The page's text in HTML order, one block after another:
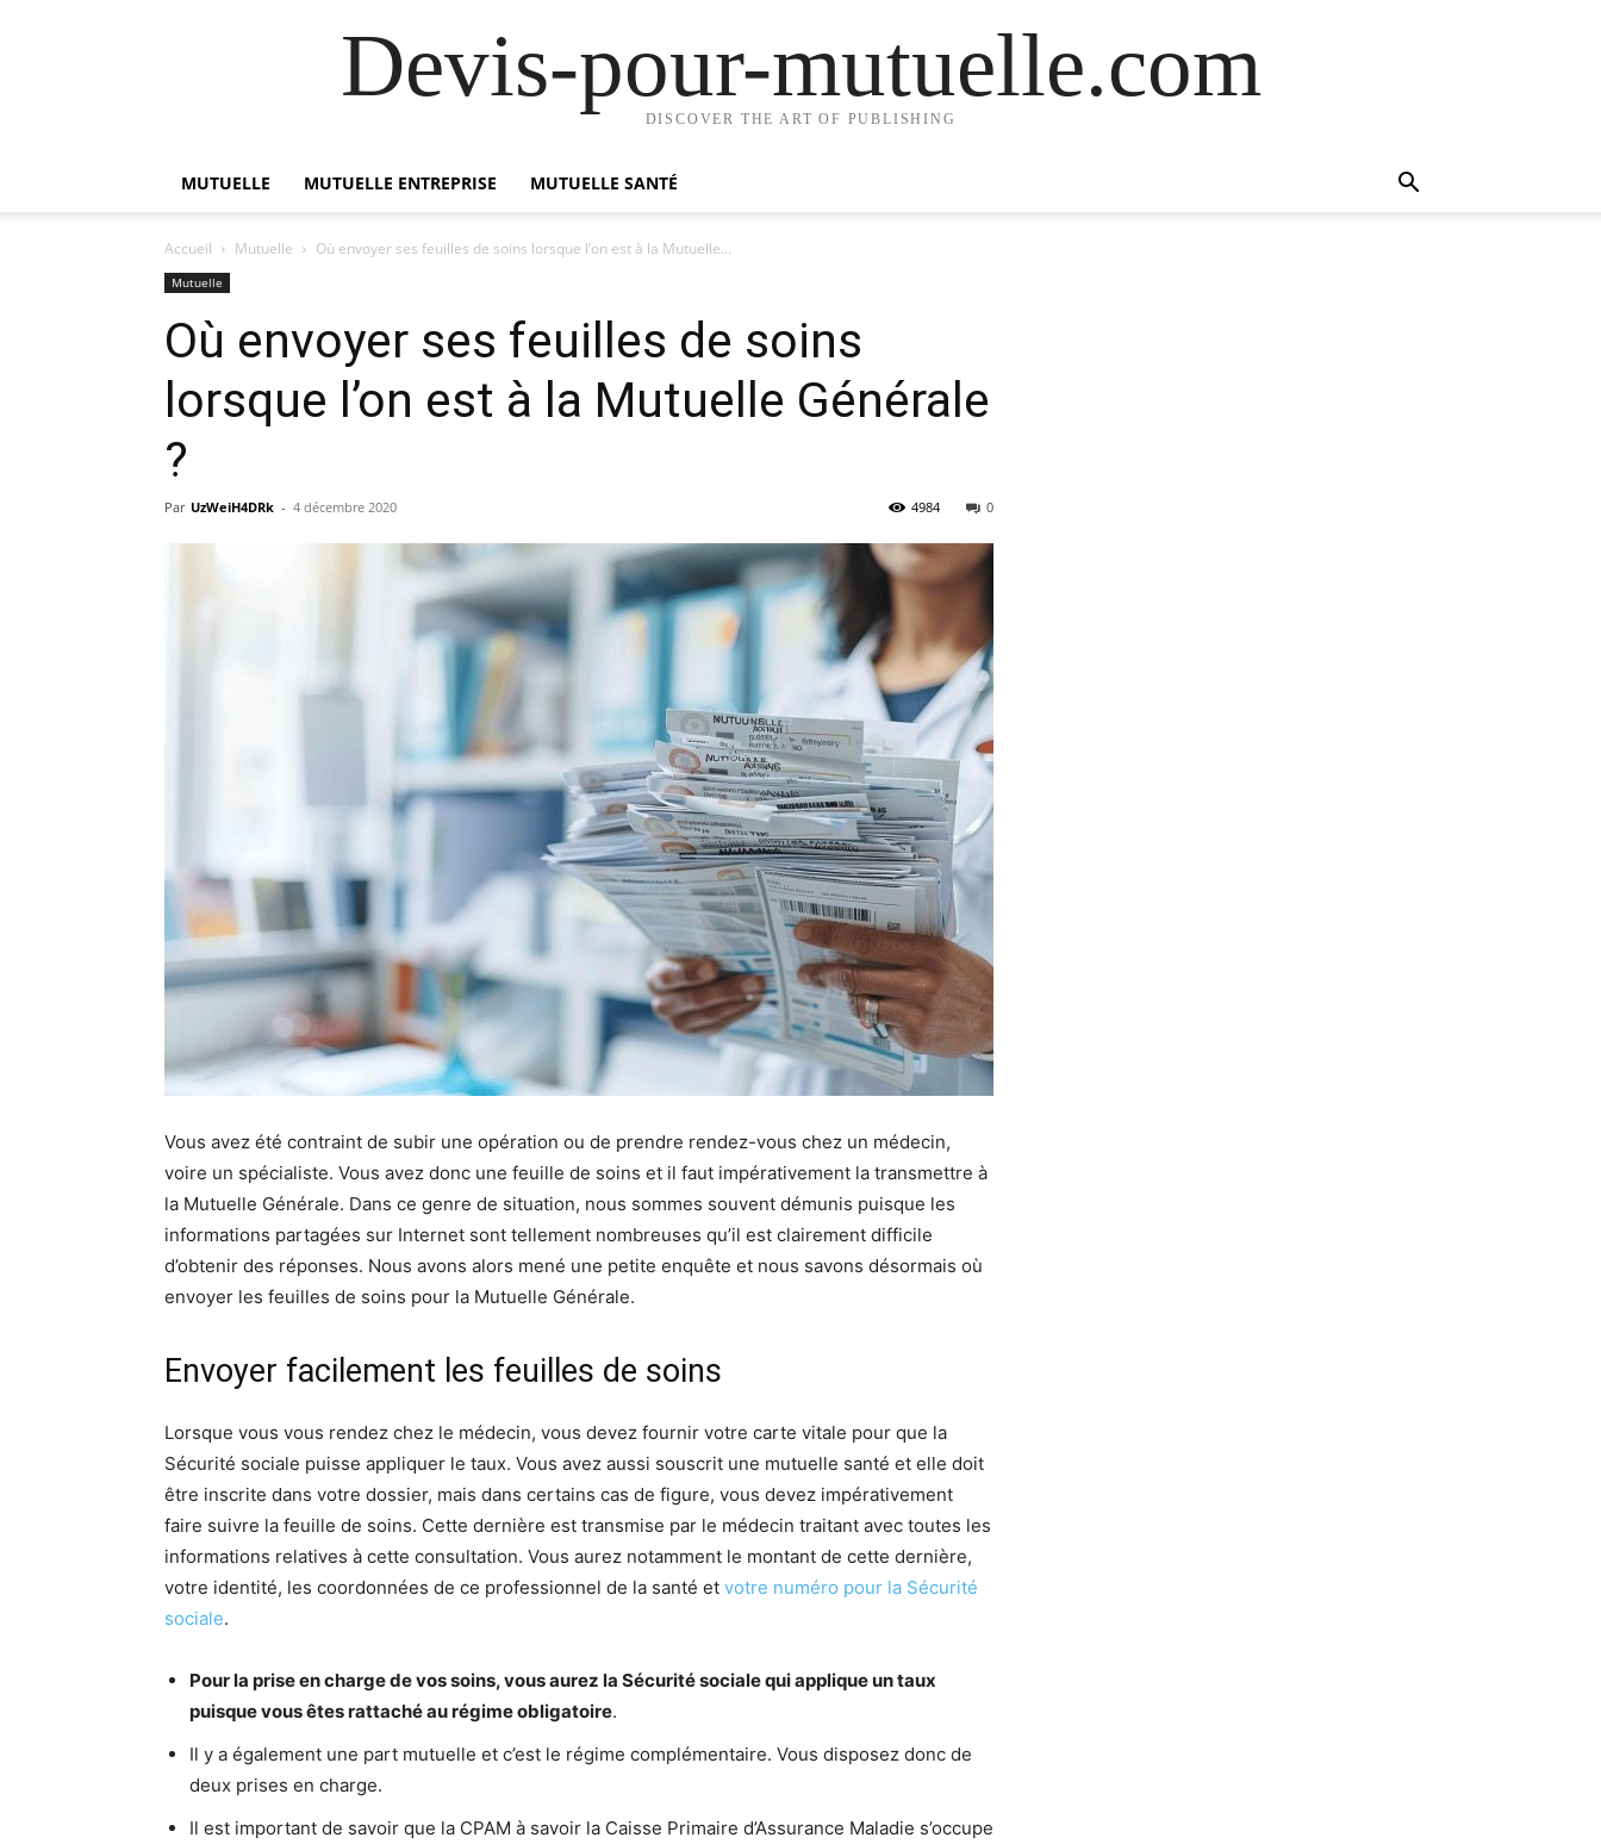
Devis-pour-mutuelle.com
DISCOVER THE ART OF PUBLISHING
MUTUELLE MUTUELLE ENTREPRISE MUTUELLE SANTÉ
Accueil Mutuelle Où envoyer ses feuilles de soins lorsque l’on est à la Mutuelle...
Mutuelle
Où envoyer ses feuilles de soins
lorsque l’on est à la Mutuelle Générale
?
Par UzWeiH4DRk - 4 décembre 2020 0
4984
Vous avez été contraint de subir une opération ou de prendre rendez-vous chez un médecin,
voire un spécialiste. Vous avez donc une feuille de soins et il faut impérativement la transmettre à
la Mutuelle Générale. Dans ce genre de situation, nous sommes souvent démunis puisque les
informations partagées sur Internet sont tellement nombreuses qu’il est clairement difficile
d’obtenir des réponses. Nous avons alors mené une petite enquête et nous savons désormais où
envoyer les feuilles de soins pour la Mutuelle Générale.
Envoyer facilement les feuilles de soins
Lorsque vous vous rendez chez le médecin, vous devez fournir votre carte vitale pour que la
Sécurité sociale puisse appliquer le taux. Vous avez aussi souscrit une mutuelle santé et elle doit
être inscrite dans votre dossier, mais dans certains cas de figure, vous devez impérativement
faire suivre la feuille de soins. Cette dernière est transmise par le médecin traitant avec toutes les
informations relatives à cette consultation. Vous aurez notamment le montant de cette dernière,
votre identité, les coordonnées de ce professionnel de la santé et votre numéro pour la Sécurité
sociale.
Pour la prise en charge de vos soins, vous aurez la Sécurité sociale qui applique un taux
puisque vous êtes rattaché au régime obligatoire.
Il y a également une part mutuelle et c’est le régime complémentaire. Vous disposez donc de
deux prises en charge.
Il est important de savoir que la CPAM à savoir la Caisse Primaire d’Assurance Maladie s’occupe